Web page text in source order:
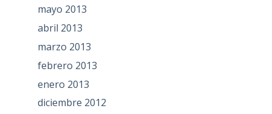
mayo 2013
abril 2013
marzo 2013
febrero 2013
enero 2013
diciembre 2012